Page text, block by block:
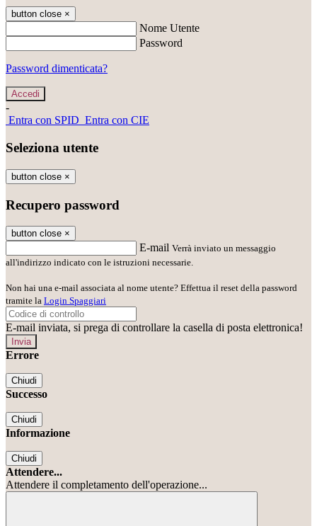
button close ×
Nome Utente
Password
Password dimenticata?
-
Entra con SPID Entra con CIE
Seleziona utente
button close ×
Recupero password
button close ×
E-mail Verrà inviato un messaggio
all'indirizzo indicato con le istruzioni necessarie.
Non hai una e-mail associata al nome utente? Effettua il reset della password
tramite la Login Spaggiari
E-mail inviata, si prega di controllare la casella di posta elettronica!
Errore
Chiudi
Successo
Chiudi
Informazione
Chiudi
Attendere...
Attendere il completamento dell'operazione...